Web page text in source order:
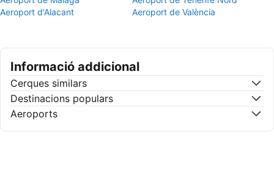
Aeroport d'Alacant
Aeroport de València
Informació addicional
Cerques similars
Destinacions populars
Aeroports